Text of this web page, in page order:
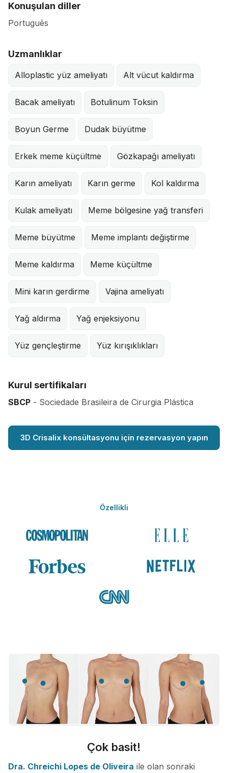
Konuşulan diller
Português
Uzmanlıklar
Alloplastic yüz ameliyatı Alt vücut kaldırma
Bacak ameliyatı Botulinum Toksin
Boyun Germe Dudak büyütme
Erkek meme küçültme Gözkapağı ameliyatı
Karın ameliyatı Karın germe Kol kaldırma
Kulak ameliyatı Meme bölgesine yağ transferi
Meme büyütme Meme implantı değiştirme
Meme kaldırma Meme küçültme
Mini karın gerdirme Vajina ameliyatı
Yağ aldırma Yağ enjeksiyonu
Yüz gençleştirme Yüz kırışıklıkları
Kurul sertifikaları
SBCP - Sociedade Brasileira de Cirurgia Plástica
3D Crisalix konsültasyonu için rezervasyon yapın
Özellikli
Çok basit!
Dra. Chreichi Lopes de Oliveira ile olan sonraki